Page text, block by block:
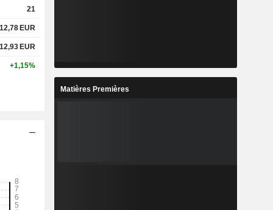
21
12,78 EUR
12,93 EUR
+1,15%
Matières Premières